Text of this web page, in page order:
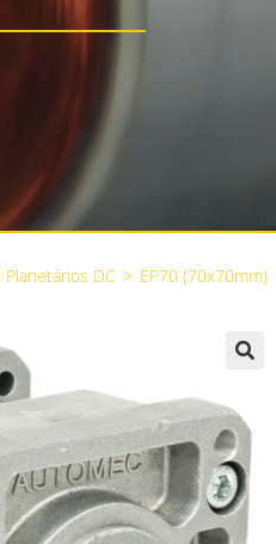
DC > EP70 (70x70mm)